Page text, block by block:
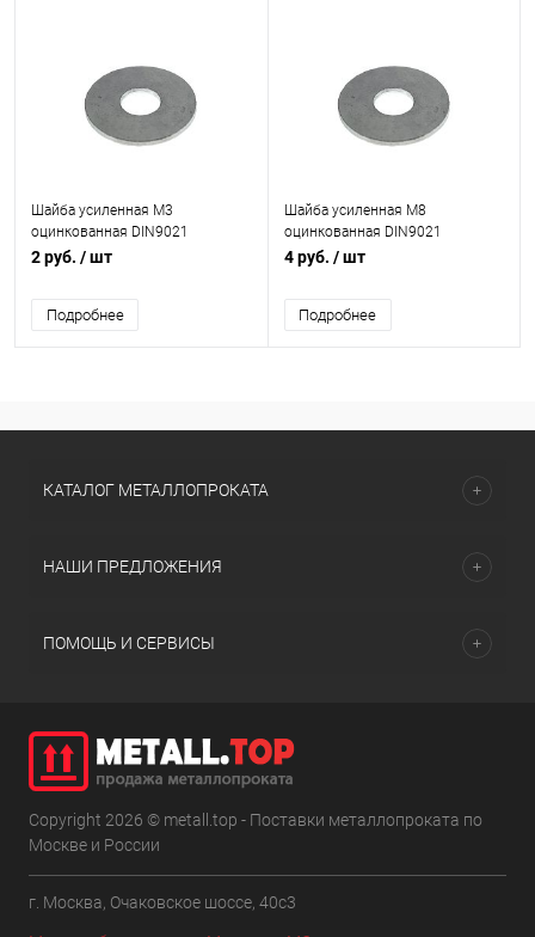
Шайба усиленная М3
оцинкованная DIN9021
2 руб. / шт
Подробнее
Шайба усиленная М8
оцинкованная DIN9021
4 руб. / шт
Подробнее
КАТАЛОГ МЕТАЛЛОПРОКАТА
НАШИ ПРЕДЛОЖЕНИЯ
ПОМОЩЬ И СЕРВИСЫ
Copyright 2026 © metall.top - Поставки металлопроката по
Москве и России
г. Москва, Очаковское шоссе, 40с3